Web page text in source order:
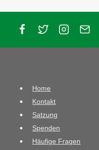
Home
Kontakt
Satzung
Spenden
Häufige Fragen